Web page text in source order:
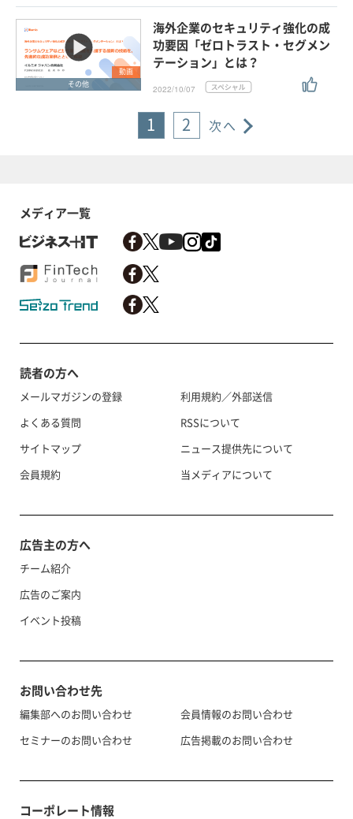
動画
その他
海外企業のセキュリティ強化の成
功要因「ゼロトラスト・セグメン
テーション」とは？
2022/10/07
1 2 次へ
メディア一覧
読者の方へ
メールマガジンの登録
よくある質問
サイトマップ
会員規約
利用規約／外部送信
RSSについて
ニュース提供先について
当メディアについて
広告主の方へ
チーム紹介
広告のご案内
イベント投稿
お問い合わせ先
編集部へのお問い合わせ
セミナーのお問い合わせ
会員情報のお問い合わせ
広告掲載のお問い合わせ
コーポレート情報